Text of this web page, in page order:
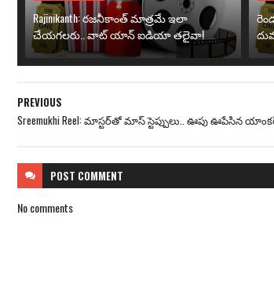
Rajinikanth: రజనీకాంత్ మాత్రమే ఇలా
చేయగలరు.. వాట్ యాన్ ఐడియా తలైవా!
PREVIOUS
Sreemukhi Reel: మాస్టర్‌తో మాస్ స్టెప్పులు.. ఊపు ఊపేసిన
POST COMMENT
No comments